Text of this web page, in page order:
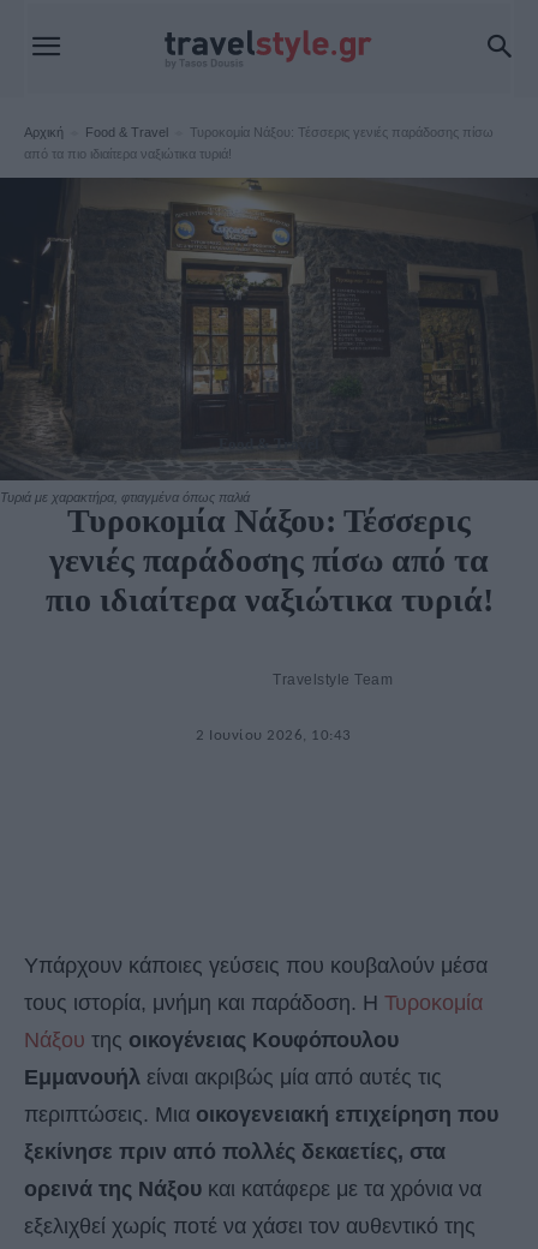
Αρχική Food & Travel
Τυροκομία Νάξου: Τέσσερις γενιές παράδοσης πίσω
από τα πιο ιδιαίτερα ναξιώτικα τυριά!
Τυριά με χαρακτήρα, φτιαγμένα όπως παλιά
Food & Travel
Τυροκομία Νάξου: Τέσσερις
γενιές παράδοσης πίσω από τα
πιο ιδιαίτερα ναξιώτικα τυριά!
Travelstyle Team
2 Ιουνίου 2026, 10:43
Υπάρχουν κάποιες γεύσεις που κουβαλούν μέσα
τους ιστορία, μνήμη και παράδοση. Η Τυροκομία
Νάξου της οικογένειας Κουφόπουλου
Εμμανουήλ είναι ακριβώς μία από αυτές τις
περιπτώσεις. Μια οικογενειακή επιχείρηση που
ξεκίνησε πριν από πολλές δεκαετίες, στα
ορεινά της Νάξου και κατάφερε με τα χρόνια να
εξελιχθεί χωρίς ποτέ να χάσει τον αυθεντικό της